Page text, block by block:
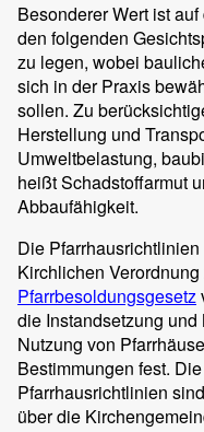
Besonderer Wert ist
den folgenden
zu legen, wobei
sich in der Praxis
sollen. Zu
Herstellung und
Umweltbelastung,
heißt Schadstoffarmut
Abbaufähigkeit.
Die
Kirchlichen
Pfarrbesoldungsgesetz
die Instandsetzung
Nutzung von
Bestimmungen fest.
Pfarrhausrichtlinien
über die